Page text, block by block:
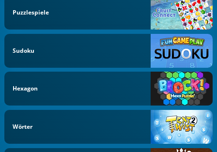
Puzzlespiele
Sudoku
Hexagon
Wörter